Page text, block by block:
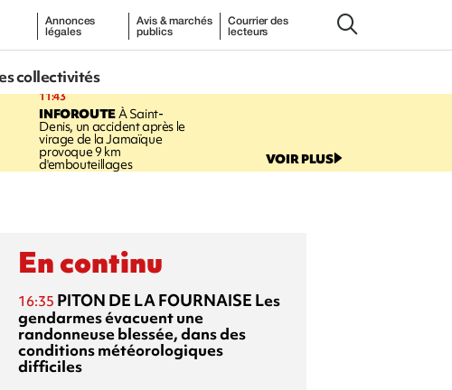
Annonces
légales
Avis & marchés
publics
Courrier des
lecteurs
collectivités
11:43
INFOROUTEÀ Saint-
Denis, un accident après le
virage de la Jamaïque
provoque 9 km
d'embouteillages VOIR PLUS
En continu
16:35 PITON DE LA FOURNAISE Les
gendarmes évacuent une
randonneuse blessée, dans des
conditions météorologiques
difficiles